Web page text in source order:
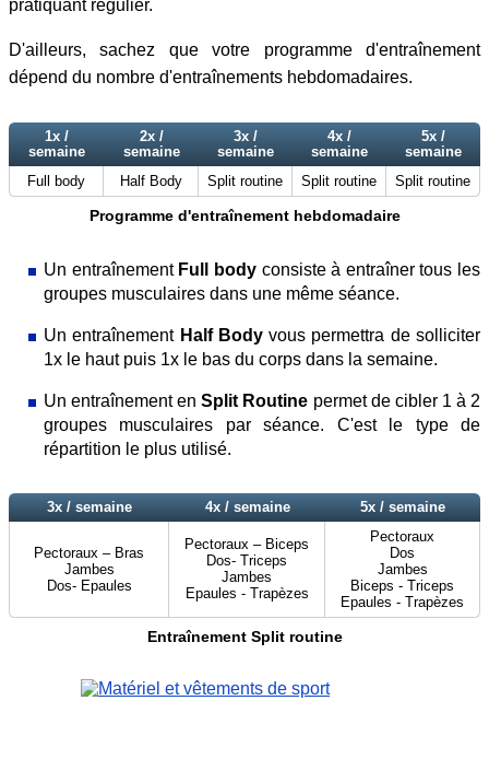
pratiquant régulier.
D'ailleurs, sachez que votre programme d'entraînement
dépend du nombre d'entraînements hebdomadaires.
1x /
semaine
2x /
semaine
3x /
semaine
4x /
semaine
5x /
semaine
Full body
Half Body Split routine Split routine Split routine
Programme d'entraînement hebdomadaire
Un entraînement Full bodyconsiste à entraîner tous les
groupes musculaires dans une même séance.
Un entraînement Half Bodyvous permettra de solliciter
1x le haut puis 1x le bas du corps dans la semaine.
Un entraînement enSplit Routine permet de cibler 1 à 2
groupes musculaires par séance. C'est le type de
répartition le plus utilisé.
3x / semaine 4x / semaine 5x / semaine
Pectoraux – Bras
Jambes
Dos- Epaules
Pectoraux – Biceps
Dos- Triceps
Jambes
Epaules - Trapèzes
Pectoraux
Dos
Jambes
Biceps - Triceps
Epaules - Trapèzes
Entraînement Split routine